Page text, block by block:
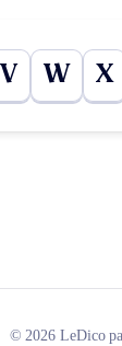
V W X
© 2026 LeDico